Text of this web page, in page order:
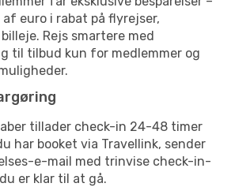
euro i rabat på flyrejser,
Rejs smartere med
til tilbud kun for medlemmer og
tillader check-in 24-48 timer
har booket via Travellink, sender
e-mail med trinvise check-in-
er klar til at gå.